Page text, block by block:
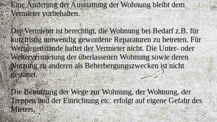
Eine Änderung der Ausstattung der Wohnung bleibt dem
Vermieter vorbehalten.
Der Vermieter ist berechtigt, die Wohnung bei Bedarf z.B. für
kurzfristig notwendig gewordene Reparaturen zu betreten. Für
Wertgegenstände haftet der Vermieter nicht. Die Unter- oder
Weitervermietung der überlassenen Wohnung sowie deren
Nutzung zu anderen als Beherbergungszwecken ist nicht
gestattet.
Die Benutzung der Wege zur Wohnung, der Wohnung, der
Treppen und der Einrichtung etc. erfolgt auf eigene Gefahr des
Mieters.